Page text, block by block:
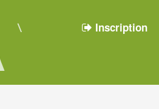
Inscription